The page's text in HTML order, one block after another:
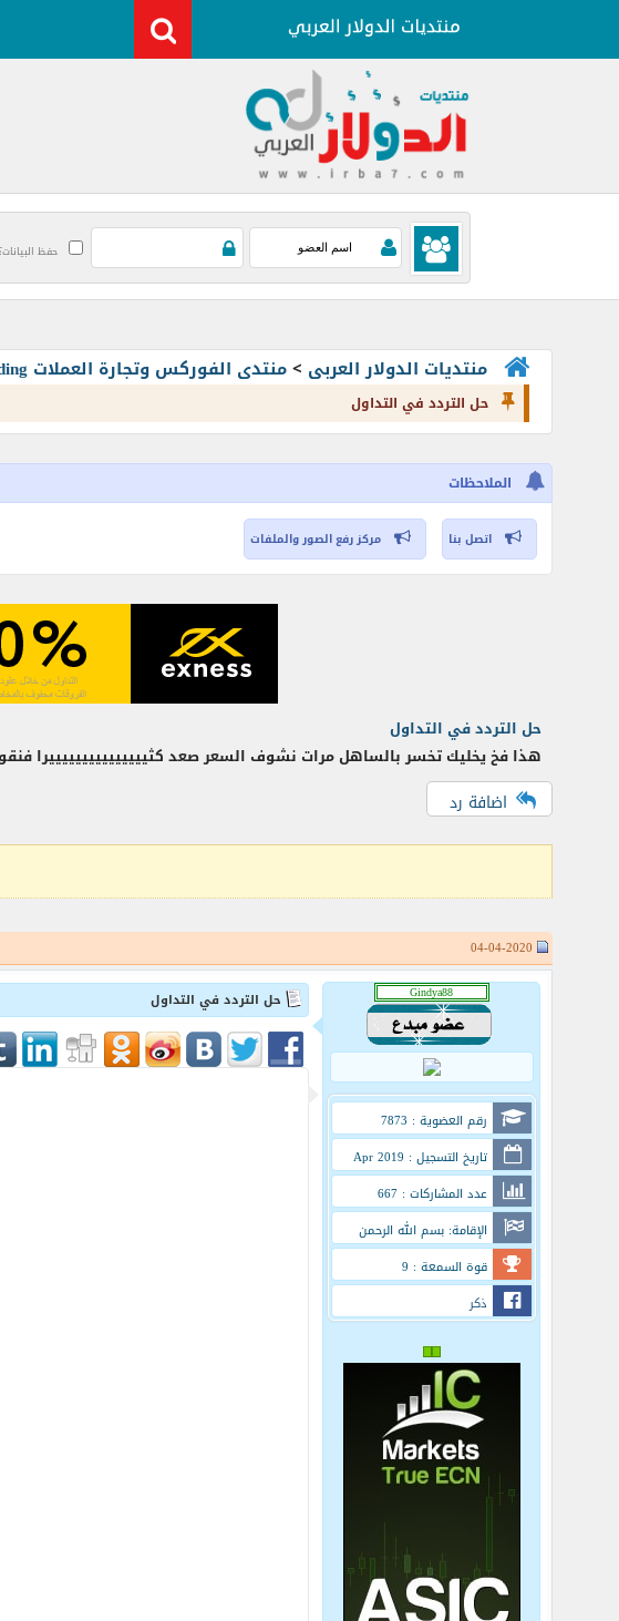
حفظ
منتديات الدولار العربى >منتدى الفوركس وتجارة العملات Forex and Currency Trading
حل التردد في التداول
الملاحظات
اتصل بنا مركز رفع الصور والملفات
حل التردد في التداول
هذا فخ يخليك تخسر بالساهل مرات نشوف السعر صعد كثيييييييييييييييرا
اضافة رد
رقم العضوية : 7873
تاريخ التسجيل : Apr 2019
عدد المشاركات : 667
الإقامة: بسم الله الرحمن
الرحيم
قوة السمعة : 9
ذكر
حل التردد في التداول